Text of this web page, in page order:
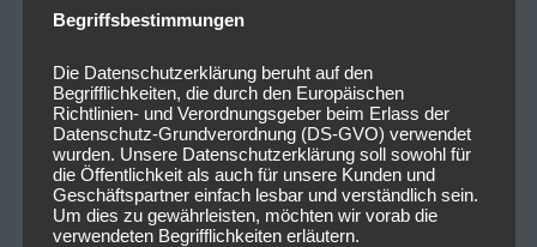
Begriffsbestimmungen
Die Datenschutzerklärung beruht auf den
Begrifflichkeiten, die durch den Europäischen
Richtlinien- und Verordnungsgeber beim Erlass der
Datenschutz-Grundverordnung (DS-GVO) verwendet
wurden. Unsere Datenschutzerklärung soll sowohl für
die Öffentlichkeit als auch für unsere Kunden und
Geschäftspartner einfach lesbar und verständlich sein.
Um dies zu gewährleisten, möchten wir vorab die
verwendeten Begrifflichkeiten erläutern.